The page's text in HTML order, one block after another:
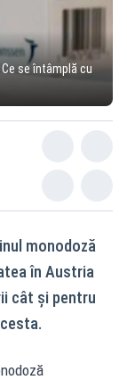
se întâmplă cu
monodoză
în Austria
cât şi pentru